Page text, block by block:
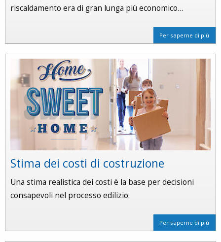
riscaldamento era di gran lunga più economico…
Per saperne di più
Stima dei costi di costruzione
Una stima realistica dei costi è la base per decisioni
consapevoli nel processo edilizio.
Per saperne di più